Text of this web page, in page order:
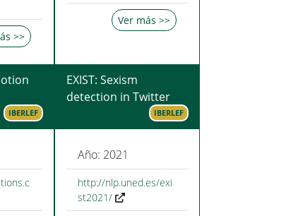
>>
Ver más >>
IBERLEF
EXIST: Sexism
detection in Twitter
IBERLEF
Año: 2021
http://nlp.uned.es/exi
st2021/